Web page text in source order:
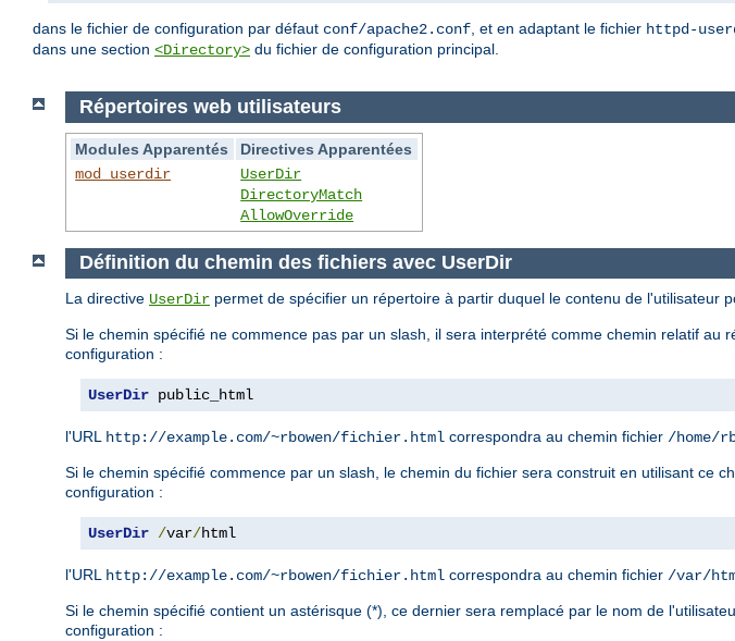
dans le fichier de configuration par défaut conf/apache2.conf, et en adaptant le fichier httpd-
dans une section <Directory> du fichier de configuration principal.
Répertoires web utilisateurs
Modules Apparentés
Directives Apparentées
mod_userdir
UserDir
DirectoryMatch
AllowOverride
Définition du chemin des fichiers avec UserDir
La directive UserDir permet de spécifier un répertoire à partir duquel le contenu de l'utilisateur
Si le chemin spécifié ne commence pas par un slash, il sera interprété comme chemin relatif
configuration :
UserDir public_html
l'URL http://example.com/~rbowen/fichier.html correspondra au chemin fichier /home/
Si le chemin spécifié commence par un slash, le chemin du fichier sera construit en utilisant ce
configuration :
UserDir /var/html
l'URL http://example.com/~rbowen/fichier.html correspondra au chemin fichier /var/
Si le chemin spécifié contient un astérisque (*), ce dernier sera remplacé par le nom de
configuration :